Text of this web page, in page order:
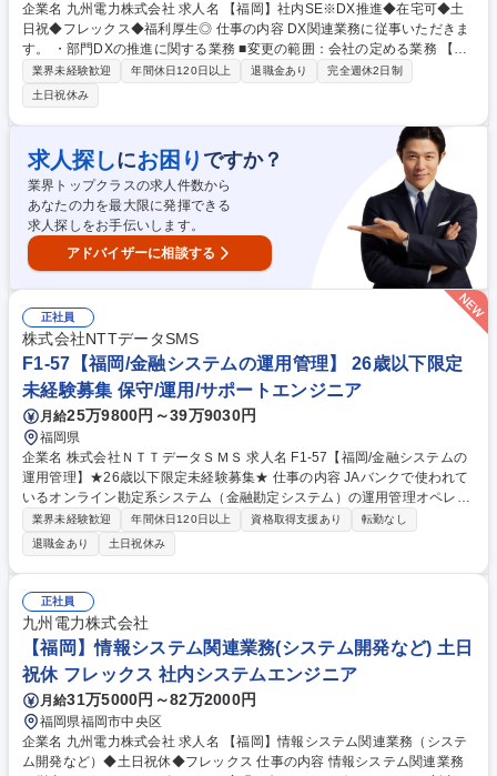
企業名 九州電力株式会社 求人名 【福岡】社内SE※DX推進◆在宅可◆土
日祝◆フレックス◆福利厚生◎ 仕事の内容 DX関連業務に従事いただきま
す。 ・部門DXの推進に関する業務 ■変更の範囲：会社の定める業務 【成
長や挑戦を後押しする環境】個人の思い（Will）と九電グループのビジョ
ンを結び付け、人と組織が共に成長しながら価値創出につなげていく人的
資本経営を推進しています。事業を支える専門力の向上に加え、社員の自
律的な成長と学びを支援する教育・研修の充実、多様な人材が活躍できる
環境をつくるための人事評価・処遇制度の見直しなど、自律的な成長・挑
戦を支援する環境整備にも積極的に取り組んでいます。 募集職種 【福
岡】社内SE※DX推進◆在宅可◆土日祝◆フレックス◆福利厚生◎
業界未経験歓迎 年間休日120日以上 退職金あり
完全週休2日制
土日祝休み
求人探しにお困り ですか？
業界トップクラスの求人件数から
あなたの力を最大限に発揮できる
求人探しをお手伝いします。
アドバイザーに相談する
正社員
株式会社NTTデータSMS
F1-57【福岡/金融システムの運用管理】 26歳以下限定
未経験募集 保守/運用/サポートエンジニア
月給25万9800円～39万9030円
福岡県
企業名 株式会社ＮＴＴデータＳＭＳ 求人名 F1-57【福岡/金融システムの
運用管理】★26歳以下限定未経験募集★ 仕事の内容 JAバンクで使われて
いるオンライン勘定系システム（金融勘定システム）の運用管理オペレー
ターをお任せいたします。 【業務内容詳細】 ■マシンオペレーション、監
視、インシデント対応 ■システム開発に伴う運用受け入れ推進 ■改善活
動、各種報告書作成 【業務の魅力】 ITILに基づいた大規模金融システムの
運用業務を担当することができます。 募集職種 F1-57【福岡/金融システ
ムの運用管理】★26歳以下限定未経験募集★
業界未経験歓迎 年間休日120日以上 資格取得支援あり
転勤なし
退職金あり
土日祝休み
正社員
九州電力株式会社
【福岡】情報システム関連業務(システム開発など) 土日
祝休 フレックス 社内システムエンジニア
月給31万5000円～82万2000円
福岡県福岡市中央区
企業名 九州電力株式会社 求人名 【福岡】情報システム関連業務（システ
ム開発など）◆土日祝休◆フレックス 仕事の内容 情報システム関連業務